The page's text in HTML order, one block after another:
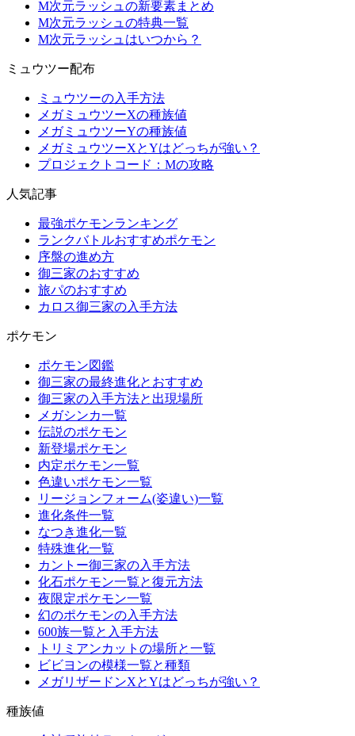
M次元ラッシュの新要素まとめ
M次元ラッシュの特典一覧
M次元ラッシュはいつから？
ミュウツー配布
ミュウツーの入手方法
メガミュウツーXの種族値
メガミュウツーYの種族値
メガミュウツーXとYはどっちが強い？
プロジェクトコード：Mの攻略
人気記事
最強ポケモンランキング
ランクバトルおすすめポケモン
序盤の進め方
御三家のおすすめ
旅パのおすすめ
カロス御三家の入手方法
ポケモン
ポケモン図鑑
御三家の最終進化とおすすめ
御三家の入手方法と出現場所
メガシンカ一覧
伝説のポケモン
新登場ポケモン
内定ポケモン一覧
色違いポケモン一覧
リージョンフォーム(姿違い)一覧
進化条件一覧
なつき進化一覧
特殊進化一覧
カントー御三家の入手方法
化石ポケモン一覧と復元方法
夜限定ポケモン一覧
幻のポケモンの入手方法
600族一覧と入手方法
トリミアンカットの場所と一覧
ビビヨンの模様一覧と種類
メガリザードンXとYはどっちが強い？
種族値